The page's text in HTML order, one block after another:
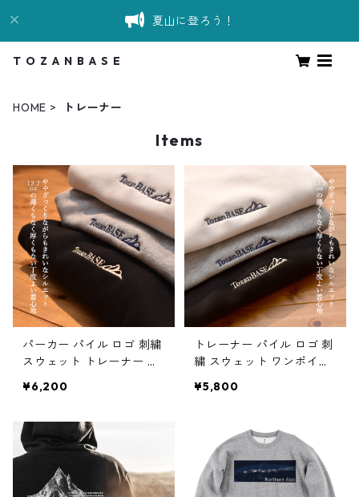
夏山に登ろう！
T O Z A N B A S E
HOME トレーナー
Items
パーカー パイル ロゴ 刺繍
スウェット トレーナー ワ
ース ユニセックス
¥6,200
トレーナー パイル ロゴ 刺
繍 スウェット ワンポイン
セックス
¥5,800